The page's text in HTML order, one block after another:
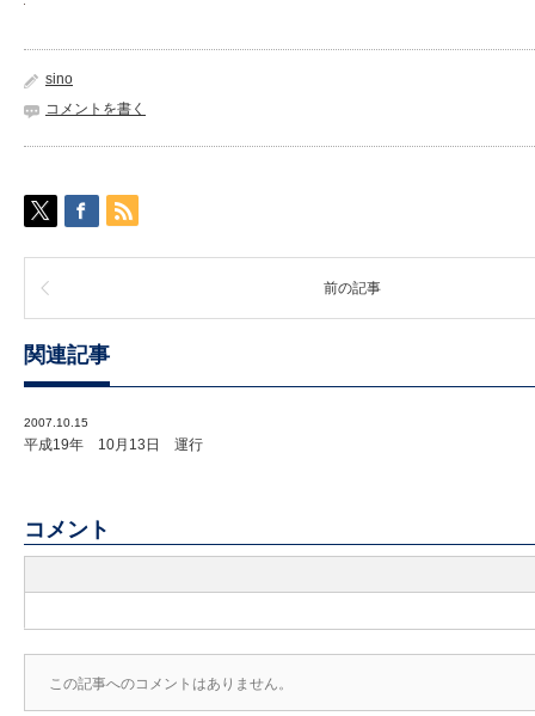
sino
コメントを書く
前の記事
関連記事
2007.10.15
平成19年 10月13日 運行
コメント
この記事へのコメントはありません。